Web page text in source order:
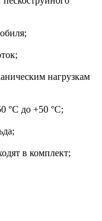
нагрузкам
°C до +50 °C;
в комплект;